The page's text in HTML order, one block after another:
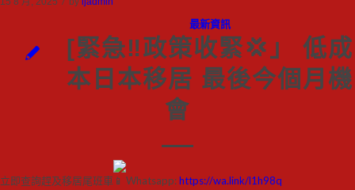
最新資訊
[緊急‼️政策收緊💢」 低成
本日本移居 最後今個月機
會
立即查詢趕及移居尾班車 Whatsapp:https://wa.link/l1h98q